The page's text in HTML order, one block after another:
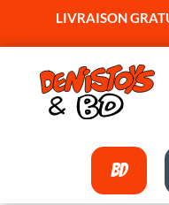
LIVRAISON
BD